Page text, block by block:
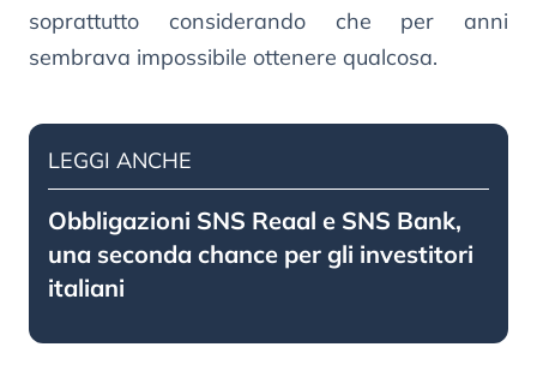
soprattutto considerando che per anni
sembrava impossibile ottenere qualcosa.
LEGGI ANCHE
Obbligazioni SNS Reaal e SNS Bank,
una seconda chance per gli investitori
italiani